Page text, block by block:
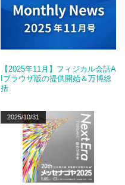
【2025年11月】フィジカル会話A
Iブラウザ版の提供開始＆万博総
括
2025/10/31